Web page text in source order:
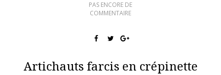
PAS ENCORE DE
COMMENTAIRE
Artichauts farcis en crépinette